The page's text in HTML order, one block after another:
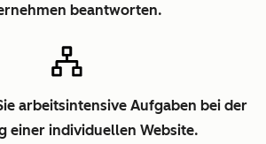
beantworten.
arbeitsintensive Aufgaben bei der
einer individuellen Website.